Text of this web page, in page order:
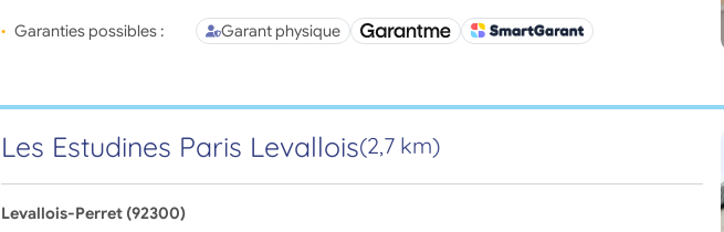
Garanties possibles : Garant physique
Les Estudines Paris Levallois(2,7 km)
Levallois-Perret (92300)